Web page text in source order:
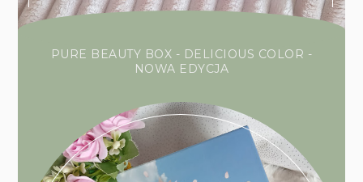
PURE BEAUTY BOX - DELICIOUS COLOR -
NOWA EDYCJA